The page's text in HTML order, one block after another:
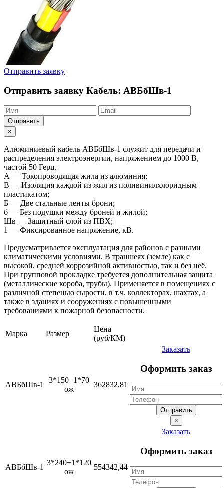
Отправить заявку
Отправить заявку Кабель: АВБбШв-1
Отправить
×
Алюминиевый кабель АВБбШв-1 служит для передачи и
распределения электроэнергии, напряжением до 1000 В,
частой 50 Герц.
А — Токопроводящая жила из алюминия;
В — Изоляция каждой из жил из поливинилхлоридным
пластикатом;
Б — Две стальные ленты брони;
б — Без подушки между броней и жилой;
Шв — Защитный слой из ПВХ;
1 — Фиксированное напряжение, кВ.
Предусматривается эксплуатация для районов с разными
климатическими условиями. В траншеях (земле) как с
высокой, средней коррозийной активностью, так и без неё.
При групповой прокладке требуется дополнительная защита
(металлические короба, трубы). Применяется в помещениях с
различной степенью сырости, в т.ч. коллекторах, шахтах, а
также в зданиях и сооружениях с повышенными
требованиями к пожарной безопасности.
Марка Размер
Цена
(руб/КМ)
АВБбШв-1
3*150+1*70
ож
362832,81
Заказать
Оформить заказ
Отправить
×
АВБбШв-1
3*240+1*120
ож
554342,44
Заказать
Оформить заказ